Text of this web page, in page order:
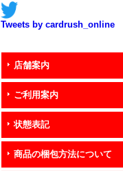
Tweets by cardrush_online
店舗案内
ご利用案内
状態表記
商品の梱包方法について